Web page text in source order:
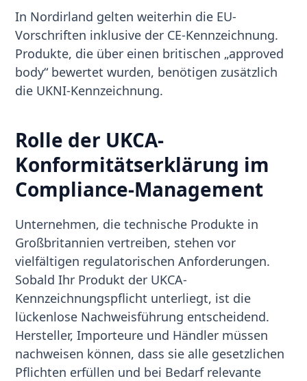
In Nordirland gelten weiterhin die EU-
Vorschriften inklusive der CE-Kennzeichnung.
Produkte, die über einen britischen „approved
body“ bewertet wurden, benötigen zusätzlich
die UKNI-Kennzeichnung.
Rolle der UKCA-
Konformitätserklärung im
Compliance-Management
Unternehmen, die technische Produkte in
Großbritannien vertreiben, stehen vor
vielfältigen regulatorischen Anforderungen.
Sobald Ihr Produkt der UKCA-
Kennzeichnungspflicht unterliegt, ist die
lückenlose Nachweisführung entscheidend.
Hersteller, Importeure und Händler müssen
nachweisen können, dass sie alle gesetzlichen
Pflichten erfüllen und bei Bedarf relevante